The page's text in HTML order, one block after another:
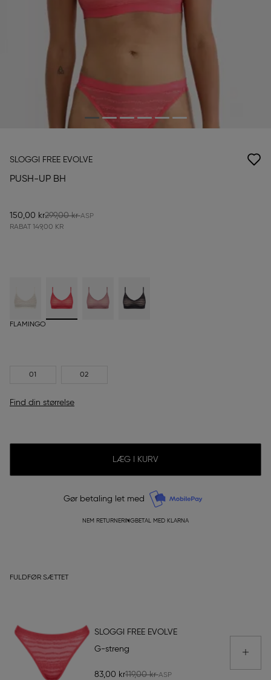
SLOGGI FREE EVOLVE
PUSH-UP BH
150,00 kr299,00 kr
RABAT 149,00 KR
FLAMINGO
01 02
Find din størrelse
LÆG I KURV
Gør betaling let med
NEM RETURNERINGBETAL MED KLARNA
FULDFØR SÆTTET
SLOGGI FREE EVOLVE
G-streng
83,00 kr119,00 kr